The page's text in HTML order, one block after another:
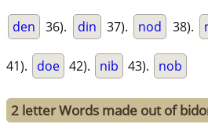
den 36). din 37). nod 38).
41). doe 42). nib 43). nob
2 letter Words made out of